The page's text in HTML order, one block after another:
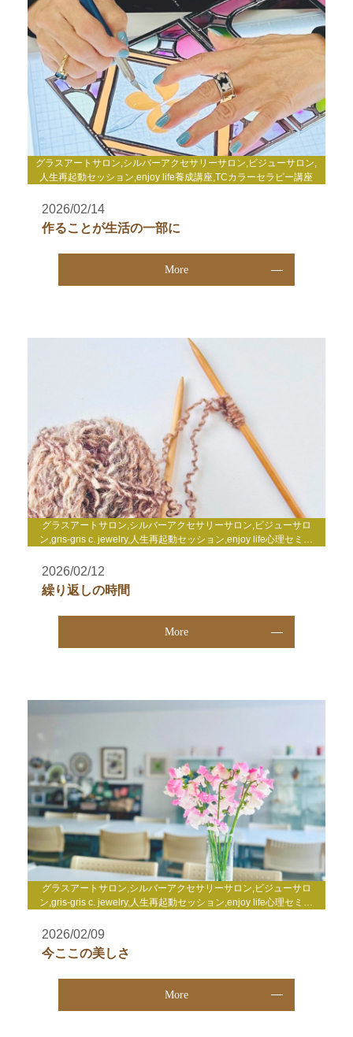
グラスアートサロン,シルバーアクセサリーサロン,ビジューサロン,
人生再起動セッション,enjoy life養成講座,TCカラーセラピー講座
2026/02/14
作ることが生活の一部に
More
グラスアートサロン,シルバーアクセサリーサロン,ビジューサロ
ン,gris-gris c. jewelry,人生再起動セッション,enjoy life心理セミナ
2026/02/12
繰り返しの時間
More
グラスアートサロン,シルバーアクセサリーサロン,ビジューサロ
ン,gris-gris c. jewelry,人生再起動セッション,enjoy life心理セミナ
2026/02/09
今ここの美しさ
More